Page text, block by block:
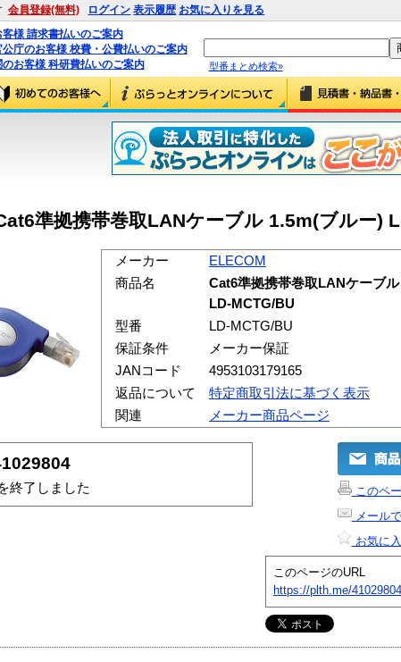
会員登録(無料) ログイン 表示履歴 お気に入りを見る
様 請求書払いのご案内
庁のお客様 校費・公費払いのご案内
お客様 科研費払いのご案内
型番まとめ検索»
準拠携帯巻取LANケーブル 1.5m(ブルー)
メーカー
ELECOM
商品名
Cat6準拠携帯巻取LANケーブ
LD-MCTG/BU
型番
LD-MCTG/BU
保証条件
メーカー保証
JANコード
4953103179165
返品について
特定商取引法に基づく表示
関連
メーカー商品ページ
終了しました
このペ
メール
お気に
このページのURL
https://plth.me/41029804